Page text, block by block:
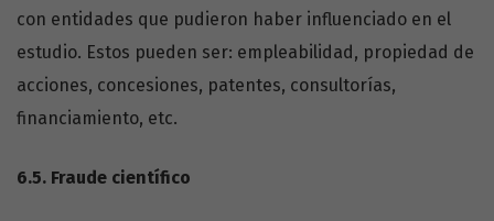
con entidades que pudieron haber influenciado en el
estudio. Estos pueden ser: empleabilidad, propiedad de
acciones, concesiones, patentes, consultorías,
financiamiento, etc.
6.5. Fraude científico